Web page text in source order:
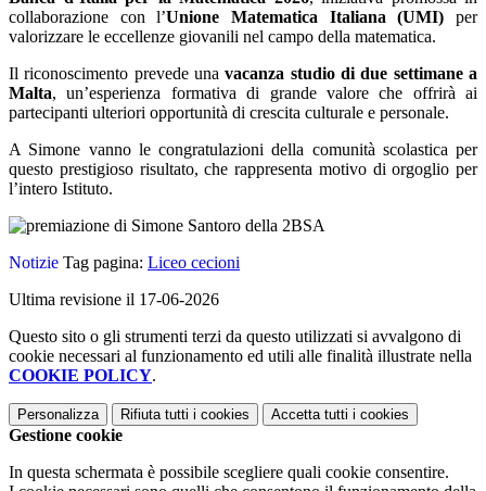
collaborazione con l’Unione Matematica Italiana (UMI) per
valorizzare le eccellenze giovanili nel campo della matematica.
Il riconoscimento prevede unavacanza studio di due settimane a
Malta, un’esperienza formativa di grande valore che offrirà ai
partecipanti ulteriori opportunità di crescita culturale e personale.
A Simone vanno le congratulazioni della comunità scolastica per
questo prestigioso risultato, che rappresenta motivo di orgoglio per
l’intero Istituto.
Notizie Tag pagina: Liceo cecioni
Ultima revisione il 17-06-2026
Questo sito o gli strumenti terzi da questo utilizzati si avvalgono di
cookie necessari al funzionamento ed utili alle finalità illustrate nella
COOKIE POLICY.
Personalizza Rifiuta tutti i cookies Accetta tutti i cookies
Gestione cookie
In questa schermata è possibile scegliere quali cookie consentire.